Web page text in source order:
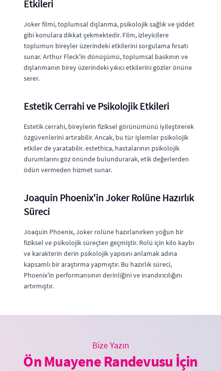
Etkileri
Joker filmi, toplumsal dışlanma, psikolojik sağlık ve şiddet
gibi konulara dikkat çekmektedir. Film, izleyicilere
toplumun bireyler üzerindeki etkilerini sorgulama fırsatı
sunar. Arthur Fleck'in dönüşümü, toplumsal baskının ve
dışlanmanın birey üzerindeki yıkıcı etkilerini gözler önüne
serer.
Estetik Cerrahi ve Psikolojik Etkileri
Estetik cerrahi, bireylerin fiziksel görünümünü iyileştirerek
özgüvenlerini artırabilir. Ancak, bu tür işlemler psikolojik
etkiler de yaratabilir. estethica, hastalarının psikolojik
durumlarını göz önünde bulundurarak, etik değerlerden
ödün vermeden hizmet sunar.
Joaquin Phoenix'in Joker Rolüne Hazırlık
Süreci
Joaquin Phoenix, Joker rolüne hazırlanırken yoğun bir
fiziksel ve psikolojik süreçten geçmiştir. Rolü için kilo kaybı
ve karakterin derin psikolojik yapısını anlamak adına
kapsamlı bir araştırma yapmıştır. Bu hazırlık süreci,
Phoenix'in performansının derinliğini ve inandırıcılığını
artırmıştır.
Bize Yazın
Ön Muayene Randevusu İçin